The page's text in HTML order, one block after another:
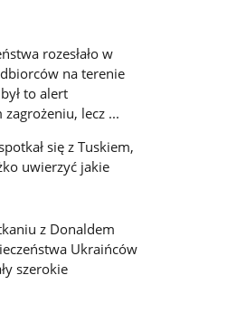
rozesłało w
na terenie
to alert
lecz ...
się z Tuskiem,
uwierzyć jakie
z Donaldem
Ukraińców
szerokie